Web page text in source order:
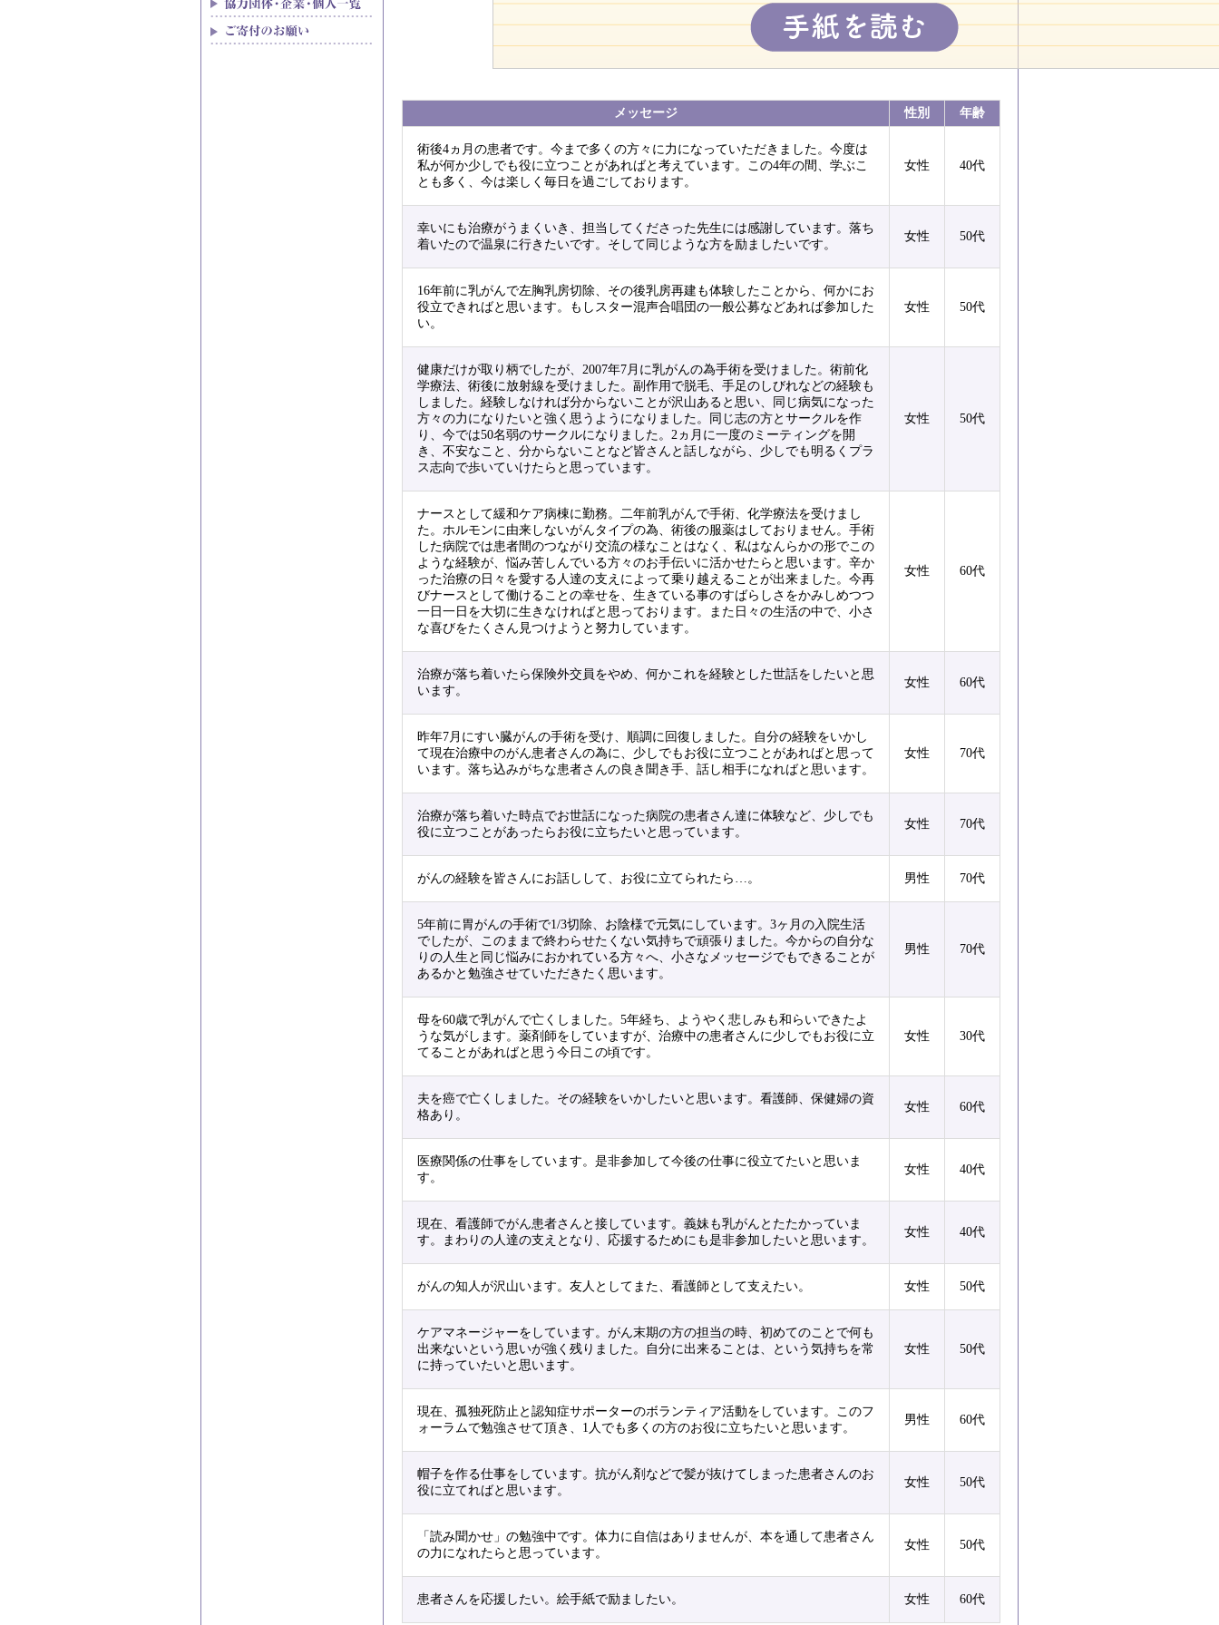
メッセージ 性別 年齢
術後4ヵ月の患者です。今まで多くの方々に力になっていただきました。今度は
私が何か少しでも役に立つことがあればと考えています。この4年の間、学ぶこ
とも多く、今は楽しく毎日を過ごしております。
女性 40代
幸いにも治療がうまくいき、担当してくださった先生には感謝しています。落ち
着いたので温泉に行きたいです。そして同じような方を励ましたいです。
女性 50代
16年前に乳がんで左胸乳房切除、その後乳房再建も体験したことから、何かにお
役立できればと思います。もしスター混声合唱団の一般公募などあれば参加した
い。
女性 50代
健康だけが取り柄でしたが、2007年7月に乳がんの為手術を受けました。術前化
学療法、術後に放射線を受けました。副作用で脱毛、手足のしびれなどの経験も
しました。経験しなければ分からないことが沢山あると思い、同じ病気になった
方々の力になりたいと強く思うようになりました。同じ志の方とサークルを作
り、今では50名弱のサークルになりました。2ヵ月に一度のミーティングを開
き、不安なこと、分からないことなど皆さんと話しながら、少しでも明るくプラ
ス志向で歩いていけたらと思っています。
女性 50代
ナースとして緩和ケア病棟に勤務。二年前乳がんで手術、化学療法を受けまし
た。ホルモンに由来しないがんタイプの為、術後の服薬はしておりません。手術
した病院では患者間のつながり交流の様なことはなく、私はなんらかの形でこの
ような経験が、悩み苦しんでいる方々のお手伝いに活かせたらと思います。辛か
った治療の日々を愛する人達の支えによって乗り越えることが出来ました。今再
びナースとして働けることの幸せを、生きている事のすばらしさをかみしめつつ
一日一日を大切に生きなければと思っております。また日々の生活の中で、小さ
な喜びをたくさん見つけようと努力しています。
女性 60代
治療が落ち着いたら保険外交員をやめ、何かこれを経験とした世話をしたいと思
います。
女性 60代
昨年7月にすい臓がんの手術を受け、順調に回復しました。自分の経験をいかし
て現在治療中のがん患者さんの為に、少しでもお役に立つことがあればと思って
います。落ち込みがちな患者さんの良き聞き手、話し相手になればと思います。
女性 70代
治療が落ち着いた時点でお世話になった病院の患者さん達に体験など、少しでも
役に立つことがあったらお役に立ちたいと思っています。
女性 70代
がんの経験を皆さんにお話しして、お役に立てられたら…。 男性 70代
5年前に胃がんの手術で1/3切除、お陰様で元気にしています。3ヶ月の入院生活
でしたが、このままで終わらせたくない気持ちで頑張りました。今からの自分な
りの人生と同じ悩みにおかれている方々へ、小さなメッセージでもできることが
あるかと勉強させていただきたく思います。
男性 70代
母を60歳で乳がんで亡くしました。5年経ち、ようやく悲しみも和らいできたよ
うな気がします。薬剤師をしていますが、治療中の患者さんに少しでもお役に立
てることがあればと思う今日この頃です。
女性 30代
夫を癌で亡くしました。その経験をいかしたいと思います。看護師、保健婦の資
格あり。
女性 60代
医療関係の仕事をしています。是非参加して今後の仕事に役立てたいと思いま
す。
女性 40代
現在、看護師でがん患者さんと接しています。義妹も乳がんとたたかっていま
す。まわりの人達の支えとなり、応援するためにも是非参加したいと思います。
女性 40代
がんの知人が沢山います。友人としてまた、看護師として支えたい。 女性 50代
ケアマネージャーをしています。がん末期の方の担当の時、初めてのことで何も
出来ないという思いが強く残りました。自分に出来ることは、という気持ちを常
に持っていたいと思います。
女性 50代
現在、孤独死防止と認知症サポーターのボランティア活動をしています。このフ
ォーラムで勉強させて頂き、1人でも多くの方のお役に立ちたいと思います。
男性 60代
帽子を作る仕事をしています。抗がん剤などで髪が抜けてしまった患者さんのお
役に立てればと思います。
女性 50代
「読み聞かせ」の勉強中です。体力に自信はありませんが、本を通して患者さん
の力になれたらと思っています。
女性 50代
患者さんを応援したい。絵手紙で励ましたい。 女性 60代